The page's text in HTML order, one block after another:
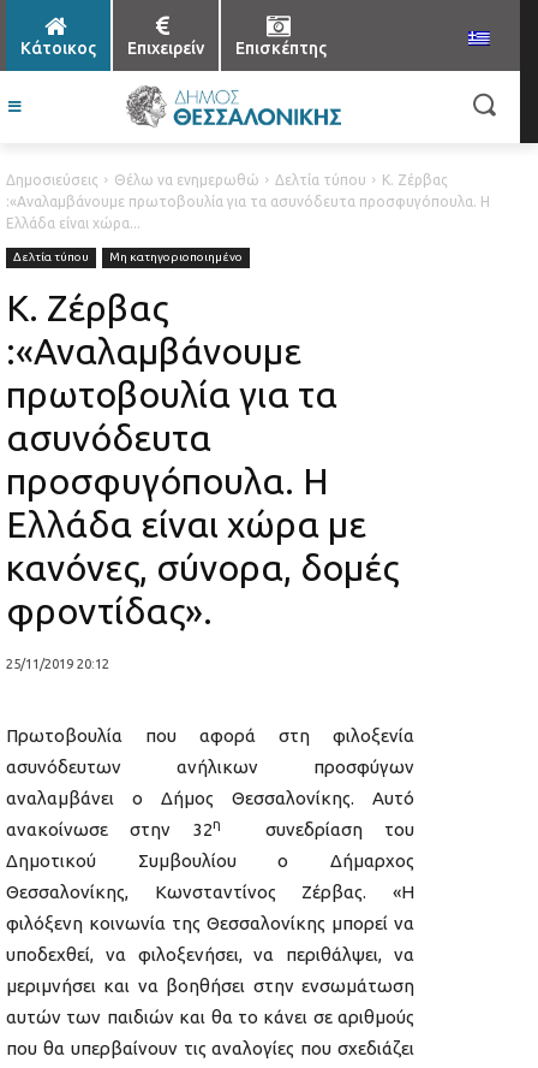
Κάτοικος Επιχειρείν Επισκέπτης
Δημοσιεύσεις Θέλω να ενημερωθώ Δελτία τύπου
Κ. Ζέρβας
:«Αναλαμβάνουμε πρωτοβουλία για τα ασυνόδευτα προσφυγόπουλα. Η
Ελλάδα είναι χώρα...
Δελτία τύπου Μη κατηγοριοποιημένο
Κ. Ζέρβας
:«Αναλαμβάνουμε
πρωτοβουλία για τα
ασυνόδευτα
προσφυγόπουλα. Η
Ελλάδα είναι χώρα με
κανόνες, σύνορα, δομές
φροντίδας».
25/11/2019 20:12
Πρωτοβουλία που αφορά στη φιλοξενία
ασυνόδευτων ανήλικων προσφύγων
αναλαμβάνει ο Δήμος Θεσσαλονίκης. Αυτό
ανακοίνωσε στην 32η
συνεδρίαση του
Δημοτικού Συμβουλίου ο Δήμαρχος
Θεσσαλονίκης, Κωνσταντίνος Ζέρβας. «Η
φιλόξενη κοινωνία της Θεσσαλονίκης μπορεί να
υποδεχθεί, να φιλοξενήσει, να περιθάλψει, να
μεριμνήσει και να βοηθήσει στην ενσωμάτωση
αυτών των παιδιών και θα το κάνει σε αριθμούς
που θα υπερβαίνουν τις αναλογίες που σχεδιάζει